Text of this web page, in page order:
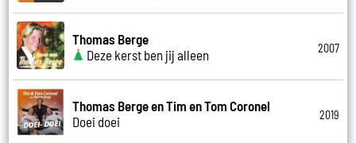
Thomas Berge
Deze kerst ben jij alleen
2007
Thomas Berge en Tim en Tom Coronel
Doei doei
2019